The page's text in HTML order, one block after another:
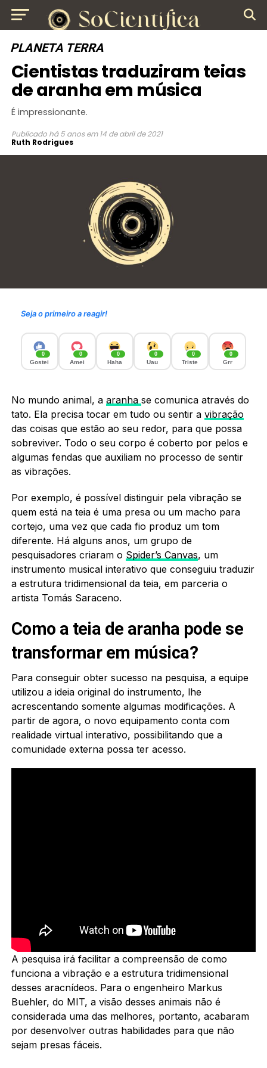
PLANETA TERRA
Cientistas traduziram teias
de aranha em música
É impressionante.
Publicado há 5 anos em 14 de abril de 2021
Ruth Rodrigues
Seja o primeiro a reagir!
0
Gostei
0
Amei
0
Haha
0
Uau
0
Triste
0
Grr
No mundo animal, a aranha se comunica através do
tato. Ela precisa tocar em tudo ou sentir a vibração
das coisas que estão ao seu redor, para que possa
sobreviver. Todo o seu corpo é coberto por pelos e
algumas fendas que auxiliam no processo de sentir
as vibrações.
Por exemplo, é possível distinguir pela vibração se
quem está na teia é uma presa ou um macho para
cortejo, uma vez que cada fio produz um tom
diferente. Há alguns anos, um grupo de
pesquisadores criaram o Spider’s Canvas, um
instrumento musical interativo que conseguiu traduzir
a estrutura tridimensional da teia, em parceria o
artista Tomás Saraceno.
Como a teia de aranha pode se
transformar em música?
Para conseguir obter sucesso na pesquisa, a equipe
utilizou a ideia original do instrumento, lhe
acrescentando somente algumas modificações. A
partir de agora, o novo equipamento conta com
realidade virtual interativo, possibilitando que a
comunidade externa possa ter acesso.
A pesquisa irá facilitar a compreensão de como
funciona a vibração e a estrutura tridimensional
desses aracnídeos. Para o engenheiro Markus
Buehler, do MIT, a visão desses animais não é
considerada uma das melhores, portanto, acabaram
por desenvolver outras habilidades para que não
sejam presas fáceis.